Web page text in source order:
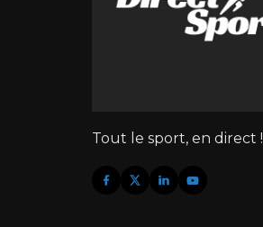
Tout le sport, en direct !